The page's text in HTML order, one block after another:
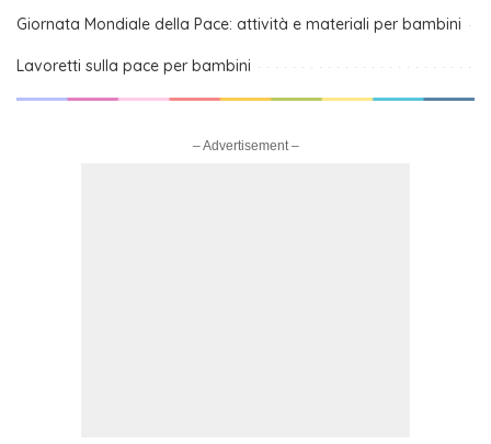
Giornata Mondiale della Pace: attività e materiali per bambini
Lavoretti sulla pace per bambini
– Advertisement –